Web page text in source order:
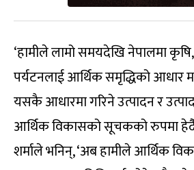
‘हामीले लामो समयदेखि नेपालमा
पर्यटनलाई आर्थिक समृद्धिको आधार
यसकै आधारमा गरिने उत्पादन र
आर्थिक विकासको सूचकको रुपमा हेर्दै
शर्माले भनिन्, ‘अब हामीले आर्थिक